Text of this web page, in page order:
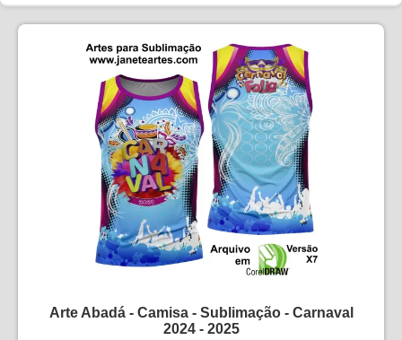
Arte Abadá - Camisa - Sublimação - Carnaval
2024 - 2025